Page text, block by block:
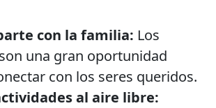
con la familia: Los
una gran oportunidad
con los seres queridos.
al aire libre: